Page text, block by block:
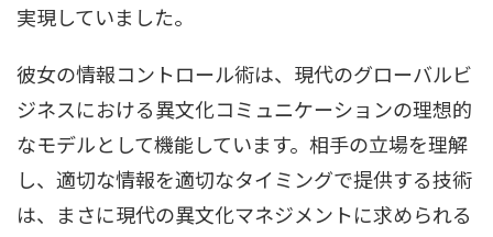
実現していました。
彼女の情報コントロール術は、現代のグローバルビ
ジネスにおける異文化コミュニケーションの理想的
なモデルとして機能しています。相手の立場を理解
し、適切な情報を適切なタイミングで提供する技術
は、まさに現代の異文化マネジメントに求められる